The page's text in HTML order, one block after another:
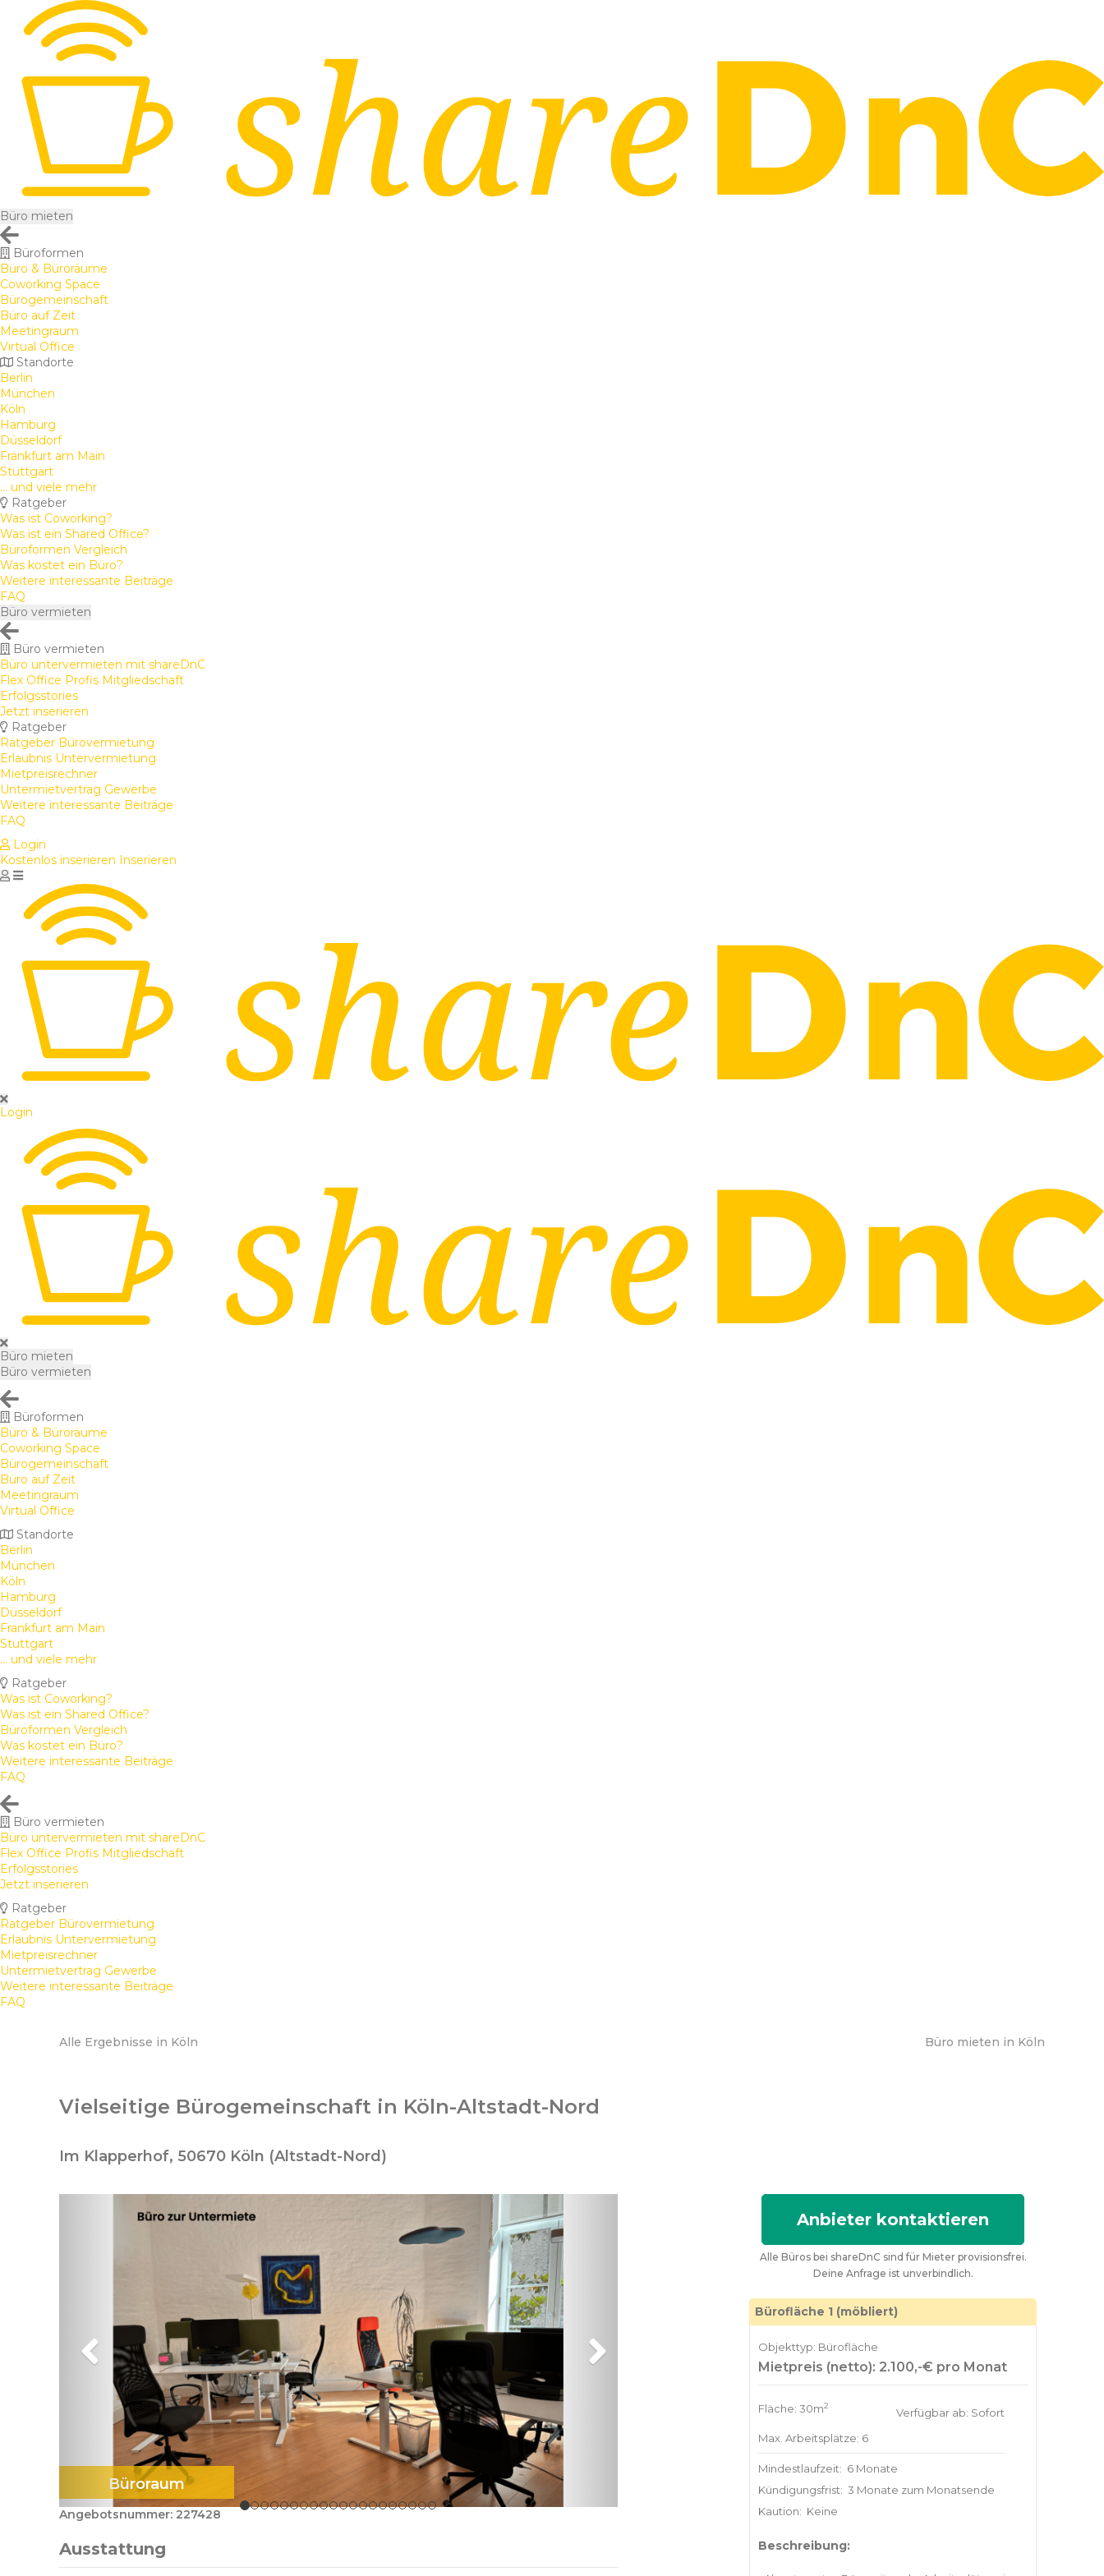
Büro mieten
Büroformen
Büro & Büroräume
Coworking Space
Bürogemeinschaft
Büro auf Zeit
Meetingraum
Virtual Office
Standorte
Berlin
München
Köln
Hamburg
Düsseldorf
Frankfurt am Main
Stuttgart
... und viele mehr
Ratgeber
Was ist Coworking?
Was ist ein Shared Office?
Büroformen Vergleich
Was kostet ein Büro?
Weitere interessante Beiträge
FAQ
Büro vermieten
Büro vermieten
Büro untervermieten mit shareDnC
Flex Office Profis Mitgliedschaft
Erfolgsstories
Jetzt inserieren
Ratgeber
Ratgeber Bürovermietung
Erlaubnis Untervermietung
Mietpreisrechner
Untermietvertrag Gewerbe
Weitere interessante Beiträge
FAQ
Login
Kostenlos inserieren Inserieren
Login
Büro mieten
Büro vermieten
Büroformen
Büro & Büroräume
Coworking Space
Bürogemeinschaft
Büro auf Zeit
Meetingraum
Virtual Office
Standorte
Berlin
München
Köln
Hamburg
Düsseldorf
Frankfurt am Main
Stuttgart
... und viele mehr
Ratgeber
Was ist Coworking?
Was ist ein Shared Office?
Büroformen Vergleich
Was kostet ein Büro?
Weitere interessante Beiträge
FAQ
Büro vermieten
Büro untervermieten mit shareDnC
Flex Office Profis Mitgliedschaft
Erfolgsstories
Jetzt inserieren
Ratgeber
Ratgeber Bürovermietung
Erlaubnis Untervermietung
Mietpreisrechner
Untermietvertrag Gewerbe
Weitere interessante Beiträge
FAQ
Alle Ergebnisse in Köln Büro mieten in Köln
Vielseitige Bürogemeinschaft in Köln-Altstadt-Nord
Im Klapperhof, 50670 Köln (Altstadt-Nord)
Büroraum
Angebotsnummer: 227428
Ausstattung
Anbieter kontaktieren
Alle Büros bei shareDnC sind für Mieter provisionsfrei.
Deine Anfrage ist unverbindlich.
Bürofläche 1 (möbliert)
Objekttyp: Bürofläche
Mietpreis (netto): 2.100,-€ pro Monat
Fläche: 30m2
Max. Arbeitsplätze: 6
Verfügbar ab: Sofort
Mindestlaufzeit: 6 Monate
Kündigungsfrist: 3 Monate zum Monatsende
Kaution: Keine
Beschreibung: